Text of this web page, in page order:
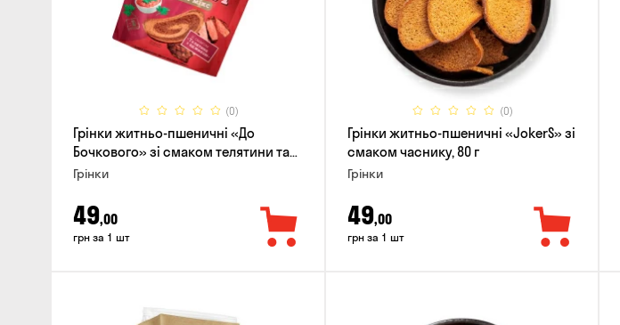
(0)
Грінки житньо-пшеничні «До
Бочкового» зі смаком телятини та
аджики, 75г
Грінки
49,00
грн за 1 шт
(0)
Грінки житньо-пшеничні «JokerS» зі
смаком часнику, 80 г
Грінки
49,00
грн за 1 шт